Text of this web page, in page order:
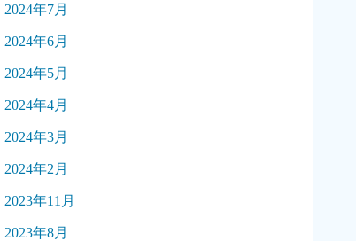
2024年7月
2024年6月
2024年5月
2024年4月
2024年3月
2024年2月
2023年11月
2023年8月